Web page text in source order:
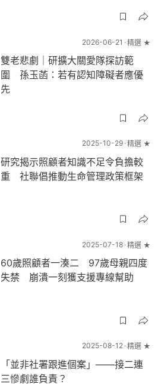
2026-06-21 精選 ★
雙老悲劇｜研擴大關愛隊探訪範
圍 孫玉菡：若有認知障礙者應優
先
2025-10-29 精選 ★
研究揭示照顧者知識不足令負擔較
重 社聯倡推動生命管理政策框架
2025-07-18 精選 ★
60歲照顧者一湊二 97歲母親四度
失禁 崩潰一刻獲支援專線幫助
2025-08-12 精選 ★
「並非社署跟進個案」——接二連
三慘劇誰負責？